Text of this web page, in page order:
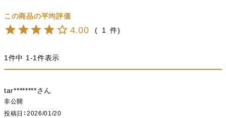
4.00 1
1件中 1-1件表示
tar********
非公開
投稿日
2026/01/20